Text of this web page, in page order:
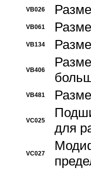
VB026
VB061
VB134
VB406
VB481
VC025
для
VC027